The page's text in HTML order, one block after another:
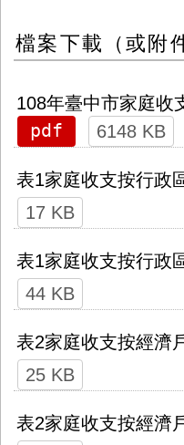
檔案下載（或附
108年臺中市家庭收
pdf 6148 KB
表1家庭收支按行政
17 KB
表1家庭收支按行政
44 KB
表2家庭收支按經濟
25 KB
表2家庭收支按經濟